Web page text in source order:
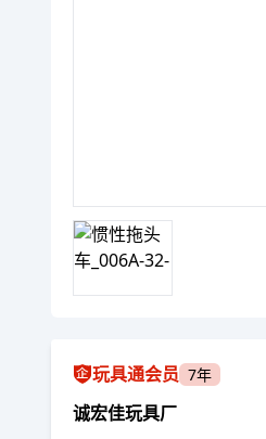
玩具通会员 7年
诚宏佳玩具厂